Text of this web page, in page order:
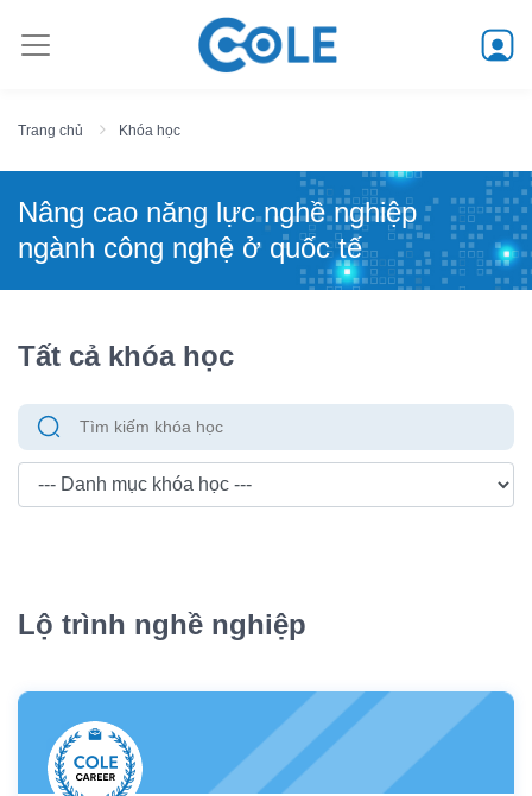
Trang chủ Khóa học
Nâng cao năng lực nghề nghiệp
ngành công nghệ ở quốc tế
Tất cả khóa học
Lộ trình nghề nghiệp